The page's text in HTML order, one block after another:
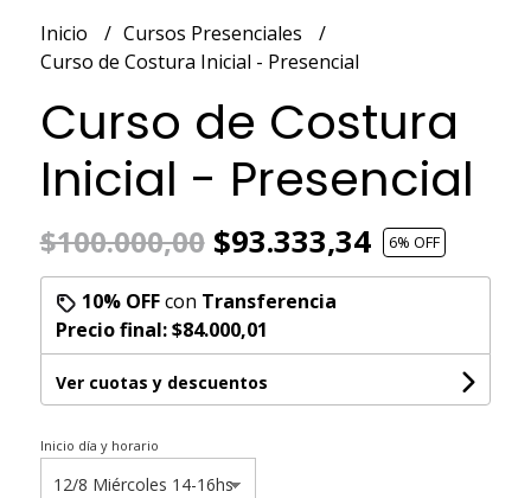
Inicio
Cursos Presenciales
Curso de Costura Inicial - Presencial
Curso de Costura
Inicial - Presencial
$100.000,00$93.333,34 6% OFF
10% OFFcon Transferencia
Precio final:$84.000,01
Ver cuotas y descuentos
Inicio día y horario